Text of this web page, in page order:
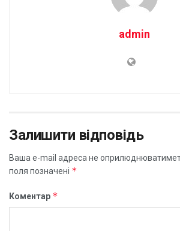
admin
Залишити відповідь
Ваша e-mail адреса не
поля позначені *
Коментар *